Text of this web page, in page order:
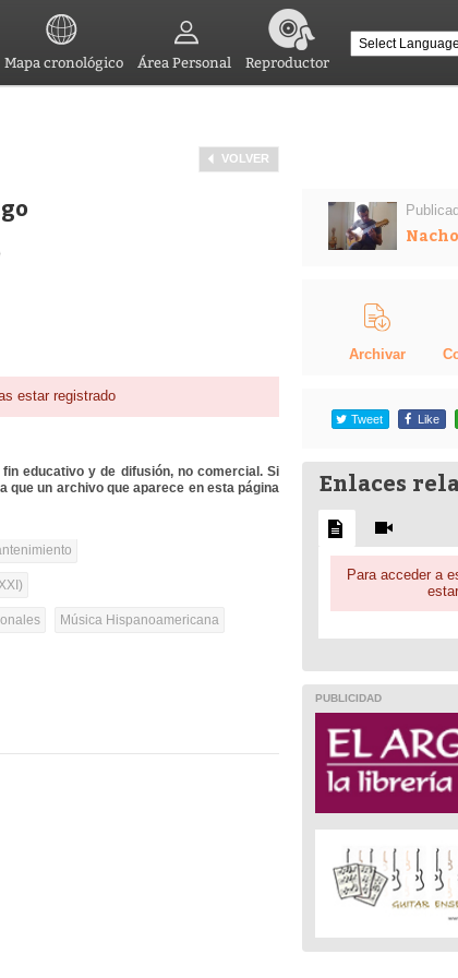
Mapa cronológico Área Personal Reproductor
VOLVER
estar registrado
educativo y de difusión, no comercial. Si
que un archivo que aparece en esta página
Música Hispanoamericana
Archivar
Tweet Like
Enlaces
Para acceder a
PUBLICIDAD